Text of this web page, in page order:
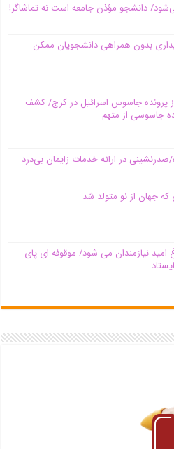
دانشجو مؤذن جامعه است نه تماشاگر!
بدون همراهی دانشجویان ممکن
پرونده جاسوس اسرائیل در کرج/‌ کشف
جاسوسی از متهم
جهان از نو متولد شد
نیازمندان می شود/ موقوفه ای پای